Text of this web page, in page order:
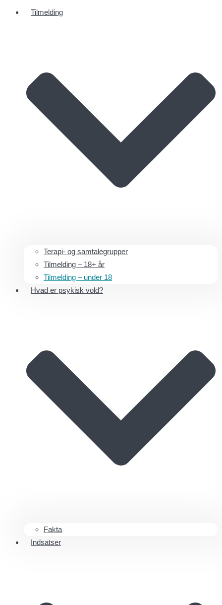
Tilmelding
Terapi- og samtalegrupper
Tilmelding – 18+ år
Tilmelding – under 18
Hvad er psykisk vold?
Fakta
Indsatser